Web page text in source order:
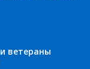
ветераны